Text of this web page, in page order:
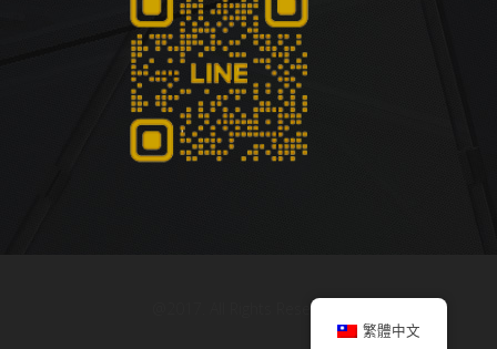
@2017. All Rights Reserved.
繁體中文